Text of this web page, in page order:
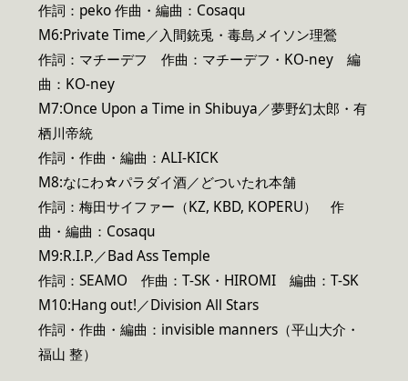
作詞：peko 作曲・編曲：Cosaqu
M6:Private Time／入間銃兎・毒島メイソン理鶯
作詞：マチーデフ 作曲：マチーデフ・KO-ney 編
曲：KO-ney
M7:Once Upon a Time in Shibuya／夢野幻太郎・有
栖川帝統
作詞・作曲・編曲：ALI-KICK
M8:なにわ☆パラダイ酒／どついたれ本舗
作詞：梅田サイファー（KZ, KBD, KOPERU） 作
曲・編曲：Cosaqu
M9:R.I.P.／Bad Ass Temple
作詞：SEAMO 作曲：T-SK・HIROMI 編曲：T-SK
M10:Hang out!／Division All Stars
作詞・作曲・編曲：invisible manners（平山大介・
福山 整）